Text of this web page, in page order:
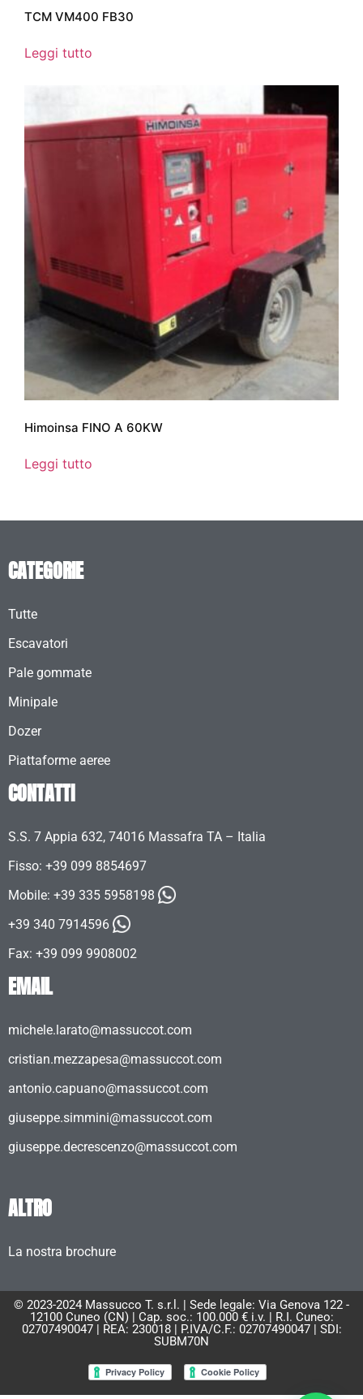
TCM VM400 FB30
Leggi tutto
Himoinsa FINO A 60KW
Leggi tutto
CATEGORIE
Tutte
Escavatori
Pale gommate
Minipale
Dozer
Piattaforme aeree
CONTATTI
S.S. 7 Appia 632, 74016 Massafra TA – Italia
Fisso: +39 099 8854697
Mobile: +39 335 5958198
+39 340 7914596
Fax: +39 099 9908002
EMAIL
michele.larato@massuccot.com
cristian.mezzapesa@massuccot.com
antonio.capuano@massuccot.com
giuseppe.simmini@massuccot.com
giuseppe.decrescenzo@massuccot.com
ALTRO
La nostra brochure
© 2023-2024 Massucco T. s.r.l. | Sede legale: Via Genova 122 -
12100 Cuneo (CN) | Cap. soc.: 100.000 € i.v. | R.I. Cuneo:
02707490047 | REA: 230018 | P.IVA/C.F.: 02707490047 | SDI:
SUBM70N